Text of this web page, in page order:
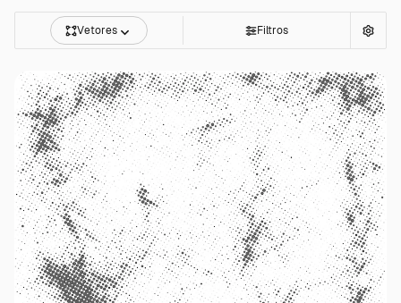
Vetores Filtros